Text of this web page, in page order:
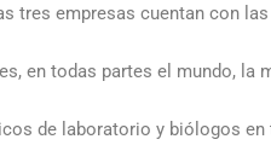
empresas cuentan con
en todas partes el mundo,
de laboratorio y biólogos en